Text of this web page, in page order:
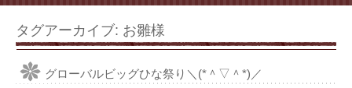
へ
ッ
タグアーカイブ: お雛様
グローバルビッグひな祭り＼(*＾▽＾*)／